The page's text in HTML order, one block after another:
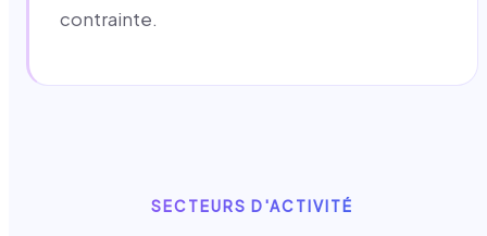
contrainte.
SECTEURS D'ACTIVITÉ